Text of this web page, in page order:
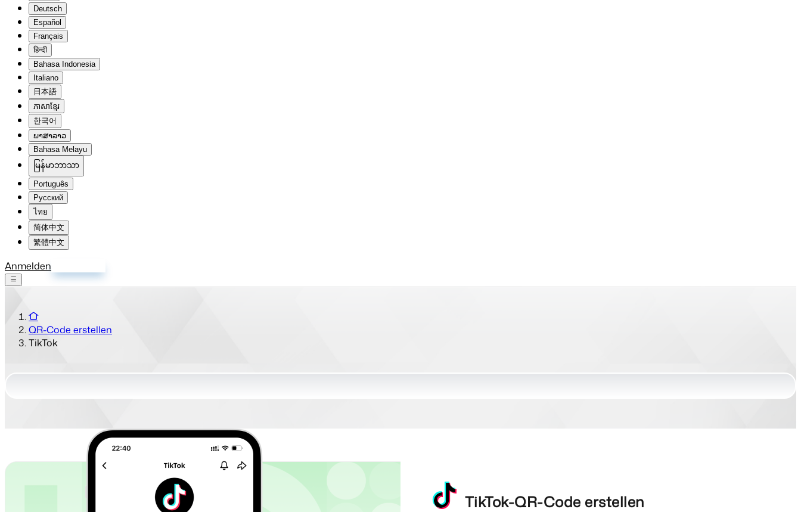
Deutsch
Español
Français
हिन्दी
Bahasa Indonesia
Italiano
日本語
ភាសាខ្មែរ
한국어
ພາສາລາວ
Bahasa Melayu
မြန်မာဘာသာ
Português
Русский
ไทย
简体中文
繁體中文
Anmelden
QR-Code erstellen
TikTok
TikTok-QR-Code erstellen